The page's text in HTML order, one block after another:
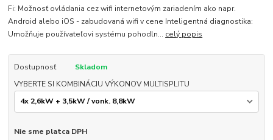
Fi: Možnosť ovládania cez wifi internetovým zariadením ako napr.
Android alebo iOS - zabudovaná wifi v cene Inteligentná diagnostika:
Umožňuje používateľovi systému pohodln... celý popis
Dostupnosť
Skladom
VYBERTE SI KOMBINÁCIU VÝKONOV MULTISPLITU
Nie sme platca DPH